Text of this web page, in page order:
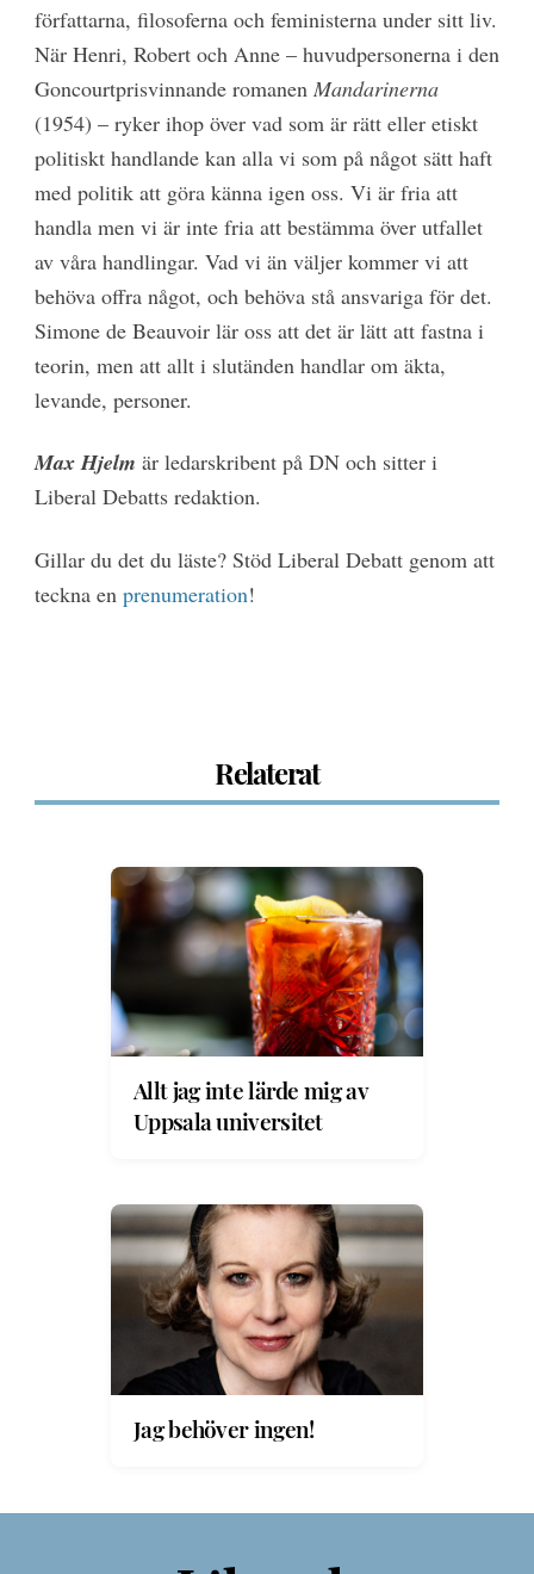
författarna, filosoferna och feministerna under sitt liv.
När Henri, Robert och Anne – huvudpersonerna i den
Goncourtprisvinnande romanen Mandarinerna
(1954) – ryker ihop över vad som är rätt eller etiskt
politiskt handlande kan alla vi som på något sätt haft
med politik att göra känna igen oss. Vi är fria att
handla men vi är inte fria att bestämma över utfallet
av våra handlingar. Vad vi än väljer kommer vi att
behöva offra något, och behöva stå ansvariga för det.
Simone de Beauvoir lär oss att det är lätt att fastna i
teorin, men att allt i slutänden handlar om äkta,
levande, personer.
Max Hjelm är ledarskribent på DN och sitter i
Liberal Debatts redaktion.
Gillar du det du läste? Stöd Liberal Debatt genom att
teckna en prenumeration!
Relaterat
Allt jag inte lärde mig av
Uppsala universitet
Jag behöver ingen!